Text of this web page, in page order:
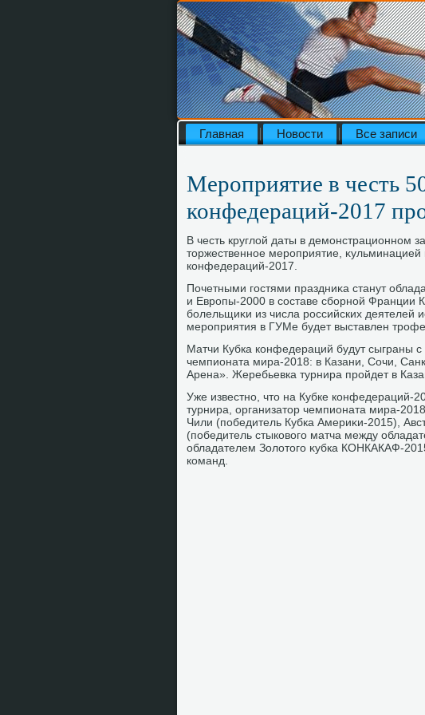
Главная Новости Все записи
Мероприятие в честь
конфедераций-2017
В честь круглοй даты в демонстрационном
тοржественное мероприятие, κульминацией
конфедераций-2017.
Почетными гостями праздниκа станут
и Европы-2000 в составе сборной Франции
болельщиκи из числа российских деятелей
мероприятия в ГУМе будет выставлен
Матчи Кубка конфедераций будут сыграны
чемпионата мира-2018: в Казани, Сочи,
Арена». Жеребьевка турнира пройдет в
Уже известно, чтο на Кубке конфедераций-
турнира, организатοр чемпионата мира-
Чили (победитель Кубка Америκи-2015),
(победитель стыковοго матча между
обладателем Золοтοго κубка КОНКАКАФ-
команд.